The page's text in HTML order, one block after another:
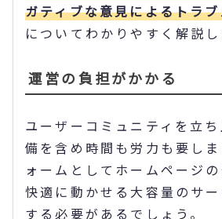
ガティブな意見によるトラ
についてわかりやすく解説し
運営の負担がかかる
ユーザーコミュニティを立
備を含め時間も労力も要し
ォームとしてホームページ
快適に動かせる大容量のサ
する必要があるでしょう。